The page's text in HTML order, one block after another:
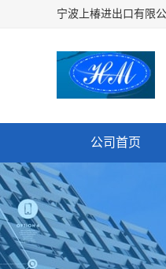
公司首页